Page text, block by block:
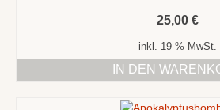
25,00 €
inkl. 19 % MwSt.
IN DEN